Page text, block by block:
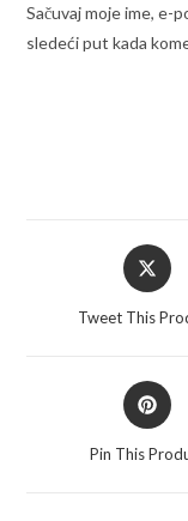
Sačuvaj moje ime, e-
sledeći put kada
Opens
in
Tweet This
Opens
in
Pin This